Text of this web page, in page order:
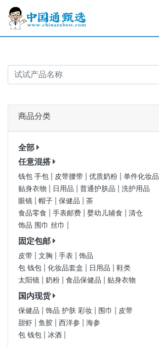
商品分类
全部
任意混搭
钱包 手包 皮带腰带 优质奶粉
单件化妆品
贴身衣物
日用品 普通护肤品
洗护用品
眼镜
帽子 保健品
茶
食品零食
手表邮费 婴幼儿辅食
清仓
饰品 围巾 丝巾
固定包邮
皮带 文胸 手表
饰品
包 钱包
化妆品套盒 日用品
鞋类
太阳镜
奶粉 食品保健品 贴身衣物
国内现货
保健品 饰品 护肤 彩妆 围巾
皮带
甜虾
鱼胶 西洋参
海参
包 钱包
冰酒